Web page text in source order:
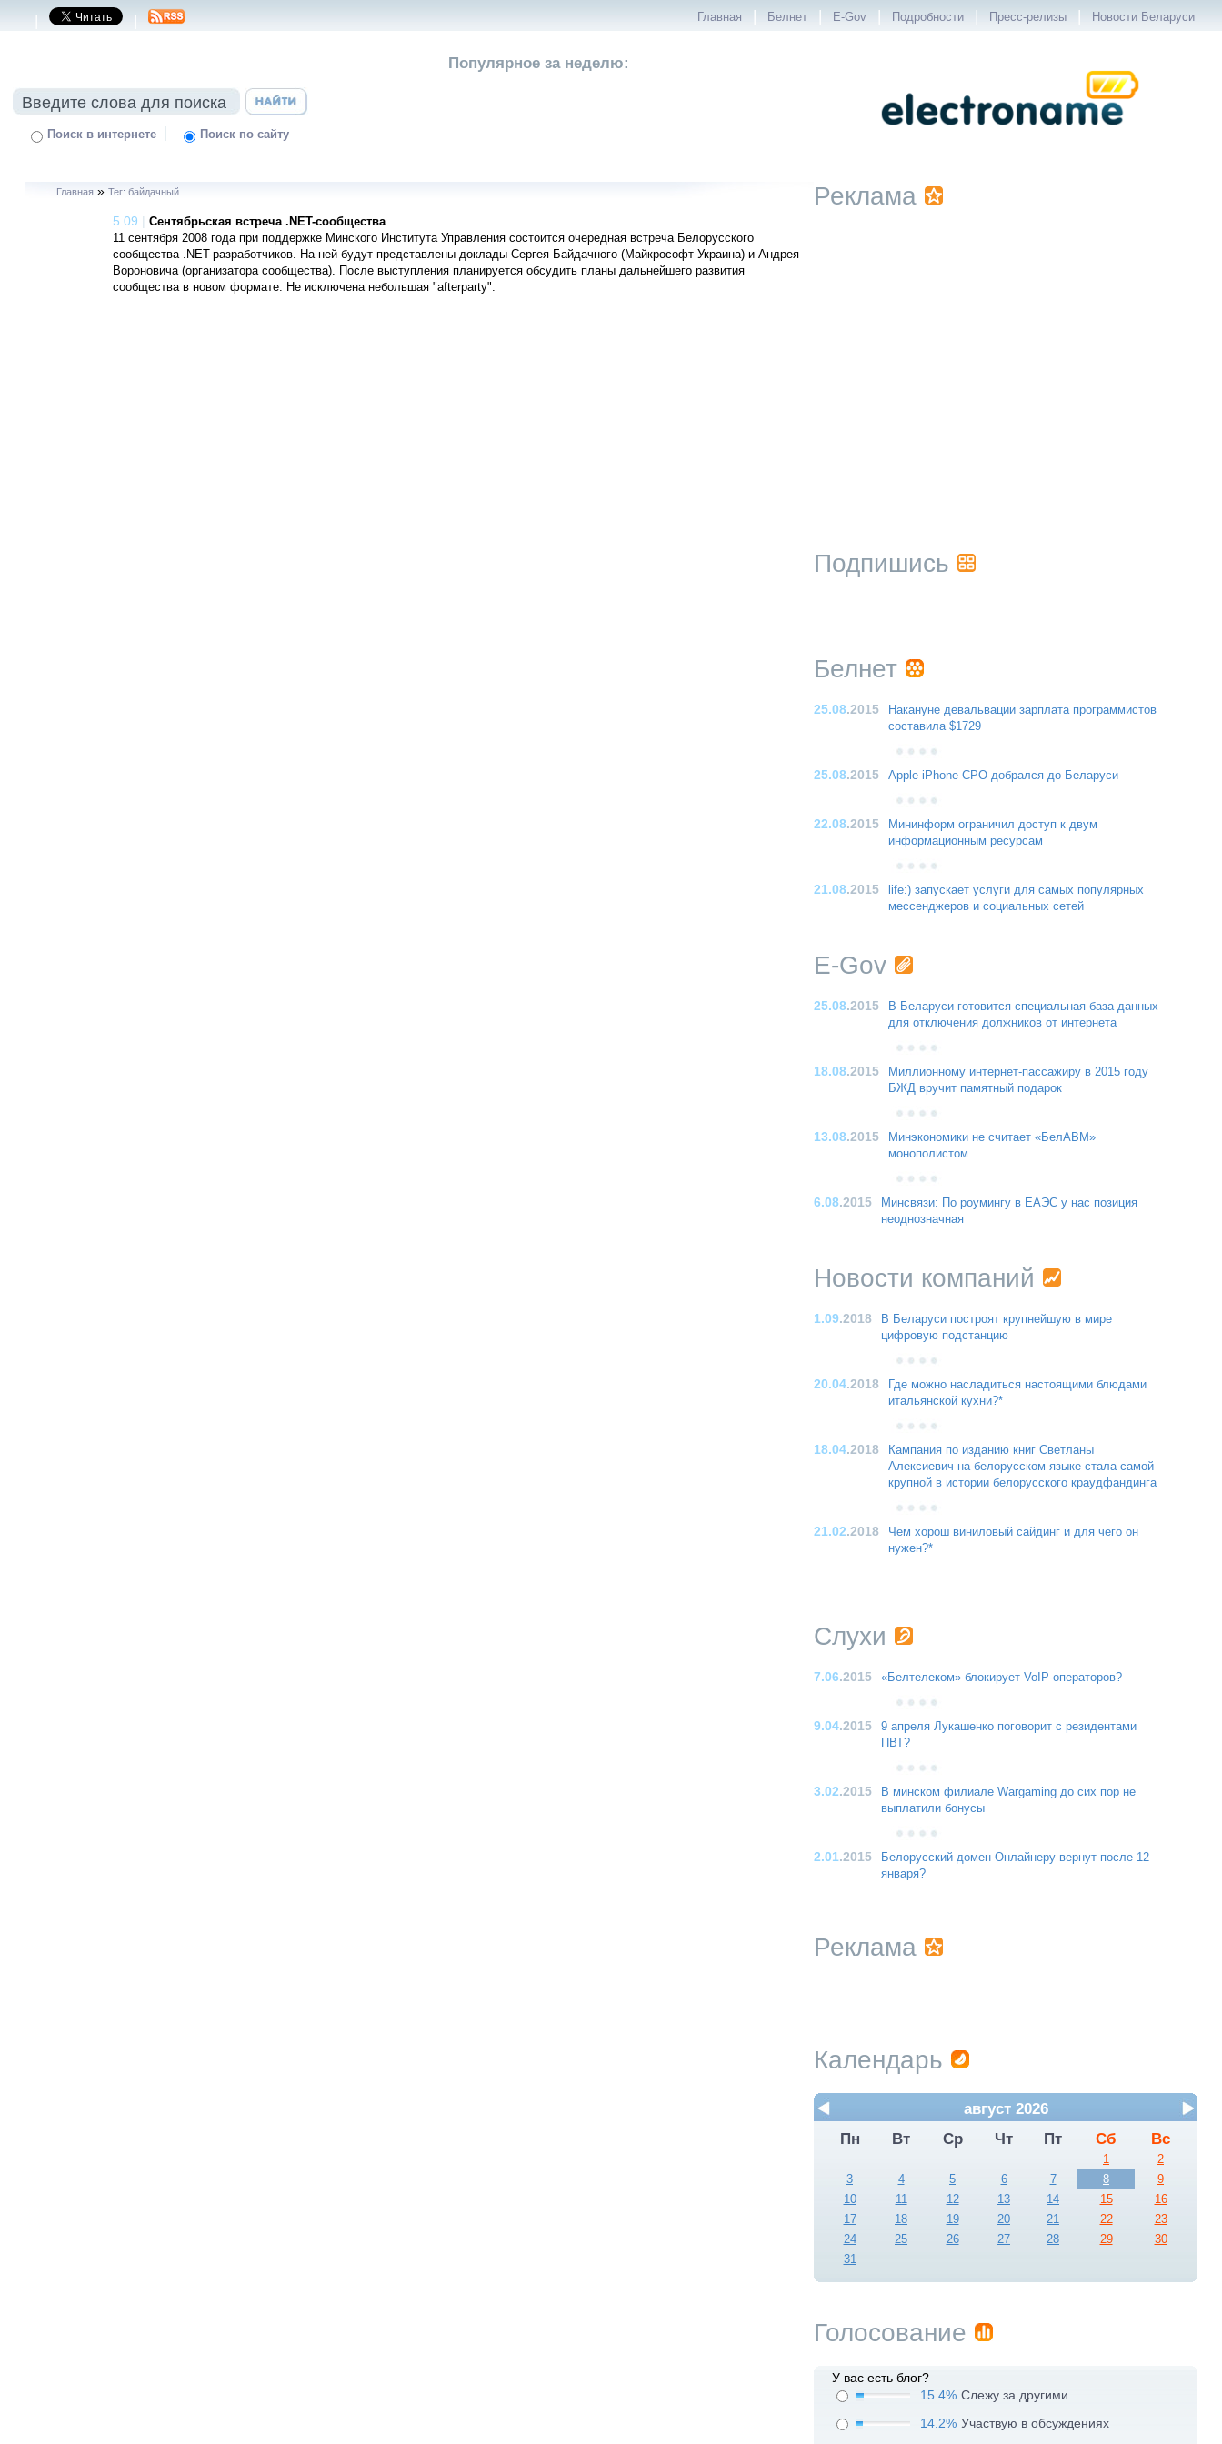
| | Главная | Белнет | E-Gov | Подробности | Пресс-релизы | Новости Беларуси
Поиск в интернете | Поиск по сайту
Популярное за неделю:
Главная » Тег: байдачный
5.09 | Сентябрьская встреча .NET-сообщества
11 сентября 2008 года при поддержке Минского Института Управления состоится очередная встреча Белорусского
сообщества .NET-разработчиков. На ней будут представлены доклады Сергея Байдачного (Майкрософт Украина) и Андрея
Вороновича (организатора сообщества). После выступления планируется обсудить планы дальнейшего развития
сообщества в новом формате. Не исключена небольшая "afterparty".
Реклама
Подпишись
Белнет
25.08.2015
Накануне девальвации зарплата программистов
составила $1729
25.08.2015 Apple iPhone CPO добрался до Беларуси
22.08.2015
Мининформ ограничил доступ к двум
информационным ресурсам
21.08.2015
life:) запускает услуги для самых популярных
мессенджеров и социальных сетей
E-Gov
25.08.2015
В Беларуси готовится специальная база данных
для отключения должников от интернета
18.08.2015
Миллионному интернет-пассажиру в 2015 году
БЖД вручит памятный подарок
13.08.2015
Минэкономики не считает «БелАВМ»
монополистом
6.08.2015
Минсвязи: По роумингу в ЕАЭС у нас позиция
неоднозначная
Новости компаний
1.09.2018
В Беларуси построят крупнейшую в мире
цифровую подстанцию
20.04.2018
Где можно насладиться настоящими блюдами
итальянской кухни?*
18.04.2018
Кампания по изданию книг Светланы
Алексиевич на белорусском языке стала самой
крупной в истории белорусского краудфандинга
21.02.2018
Чем хорош виниловый сайдинг и для чего он
нужен?*
Слухи
7.06.2015 «Белтелеком» блокирует VoIP-операторов?
9.04.2015
9 апреля Лукашенко поговорит с резидентами
ПВТ?
3.02.2015
В минском филиале Wargaming до сих пор не
выплатили бонусы
2.01.2015
Белорусский домен Онлайнеру вернут после 12
января?
Реклама
Календарь
август 2026
Пн
Вт Ср Чт Пт Сб Вс
1
2
3
4 5 6 7 8
9
10
11 12 13 14 15
16
17
18 19 20 21 22
23
24
25 26 27 28 29
30
31
Голосование
У вас есть блог?
15.4% Слежу за другими
14.2% Участвую в обсуждениях